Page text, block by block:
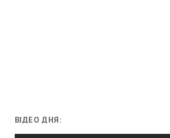
ВІДЕО ДНЯ: